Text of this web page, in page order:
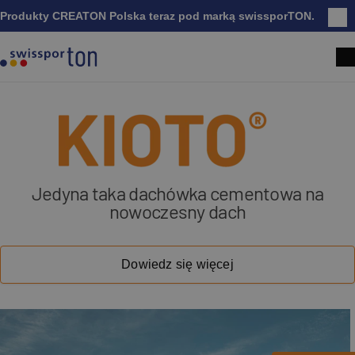
Produkty CREATON Polska teraz pod marką swissporTON.
Wydajny system fotowoltaiczny estetycznie